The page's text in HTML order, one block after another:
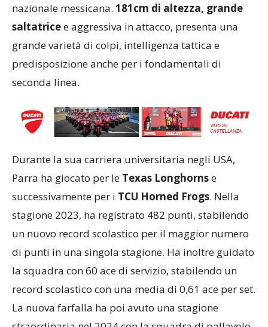
nazionale messicana. 181cm di altezza, grande
saltatricee aggressiva in attacco, presenta una
grande varietà di colpi, intelligenza tattica e
predisposizione anche per i fondamentali di
seconda linea.
Durante la sua carriera universitaria negli USA,
Parra ha giocato per leTexas Longhorns